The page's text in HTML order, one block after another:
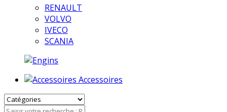
RENAULT
VOLVO
IVECO
SCANIA
Accessoires